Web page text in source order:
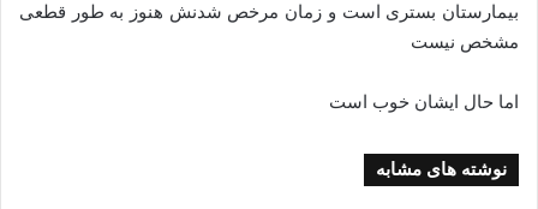
بیمارستان بستری است و زمان مرخص شدنش هنوز به طور قطعی
مشخص نیست
اما حال ایشان خوب است
نوشته های مشابه